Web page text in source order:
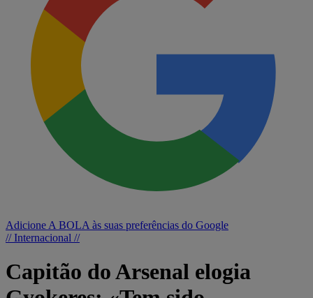
Adicione A BOLA às suas preferências do Google
// Internacional //
Capitão do Arsenal elogia